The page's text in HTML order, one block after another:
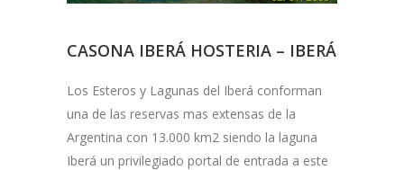
CASONA IBERÁ HOSTERIA – IBERÁ
Los Esteros y Lagunas del Iberá conforman
una de las reservas mas extensas de la
Argentina con 13.000 km2 siendo la laguna
Iberá un privilegiado portal de entrada a este